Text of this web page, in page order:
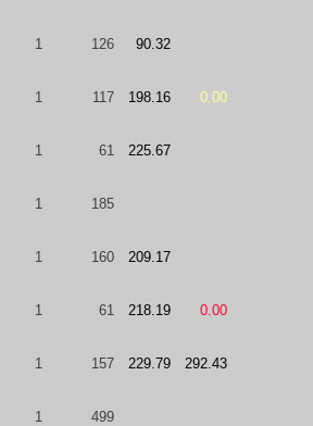
1 126 90.32
1 117 198.16 0.00
1 61 225.67
1 185
1 160 209.17
1 61 218.19 0.00
1 157 229.79 292.43
1 499